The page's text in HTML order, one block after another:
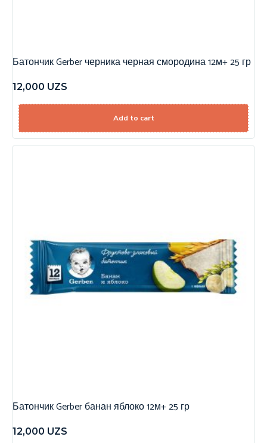
Батончик Gerber черника черная смородина 12м+ 25 гр
12,000 UZS
Add to cart
Батончик Gerber банан яблоко 12м+ 25 гр
12,000 UZS